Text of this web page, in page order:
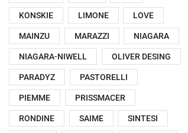
KONSKIE LIMONE LOVE
MAINZU MARAZZI NIAGARA
NIAGARA-NIWELL OLIVER DESING
PARADYZ PASTORELLI
PIEMME PRISSMACER
RONDINE SAIME SINTESI